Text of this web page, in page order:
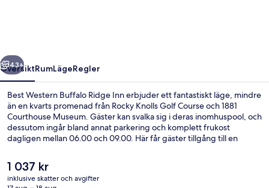
Nästa
43+
ÖversiktRumLägeRegler
Best Western Buffalo Ridge Inn erbjuder ett fantastiskt läge, mindre
än en kvarts promenad från Rocky Knolls Golf Course och 1881
Courthouse Museum. Gäster kan svalka sig i deras inomhuspool, och
dessutom ingår bland annat parkering och komplett frukost
dagligen mellan 06.00 och 09.00. Här får gäster tillgång till en
mikrovågsugnar. Den hjälpsamma personalen och frukosten brukar
uppskattas av våra resenärer.
Det
nuvarande
priset
1 037 kr
inklusive skatter och avgifter